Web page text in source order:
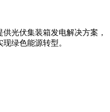
光伏集装箱发电解决方案，
绿色能源转型。